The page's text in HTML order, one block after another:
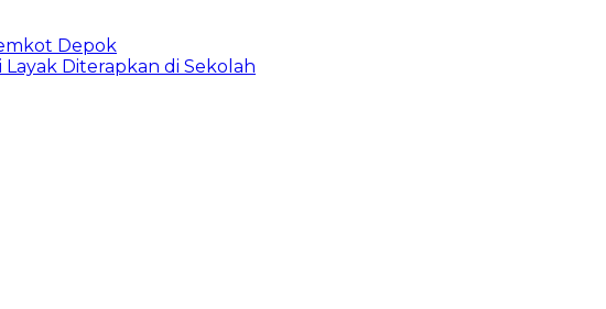
Depok
Diterapkan di Sekolah